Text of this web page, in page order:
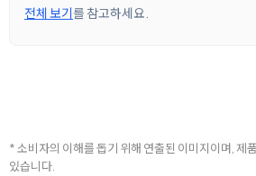
전체 보기를 참고하세요.
* 소비자의 이해를 돕기 위해 연출된 이미지이며, 제
있습니다.